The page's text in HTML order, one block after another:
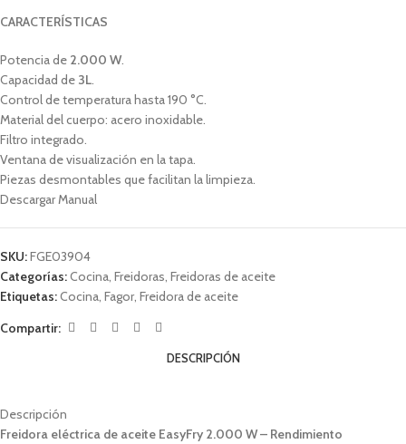
CARACTERÍSTICAS
Potencia de 2.000 W.
Capacidad de 3L.
Control de temperatura hasta 190 °C.
Material del cuerpo: acero inoxidable.
Filtro integrado.
Ventana de visualización en la tapa.
Piezas desmontables que facilitan la limpieza.
Descargar Manual
SKU:FGE03904
Categorías:Cocina, Freidoras, Freidoras de aceite
Etiquetas:Cocina, Fagor, Freidora de aceite
Compartir:
DESCRIPCIÓN
Descripción
Freidora eléctrica de aceite EasyFry 2.000 W – Rendimiento